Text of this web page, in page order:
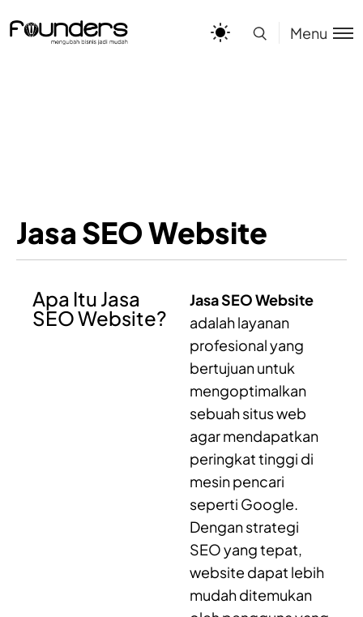
Menu
Jasa SEO Website
Apa Itu Jasa
SEO Website?
Jasa SEO Website
adalah layanan
profesional yang
bertujuan untuk
mengoptimalkan
sebuah situs web
agar mendapatkan
peringkat tinggi di
mesin pencari
seperti Google.
Dengan strategi
SEO yang tepat,
website dapat lebih
mudah ditemukan